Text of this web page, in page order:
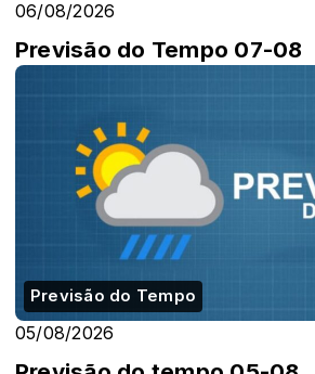
06/08/2026
Previsão do Tempo 07-08
Previsão do Tempo
05/08/2026